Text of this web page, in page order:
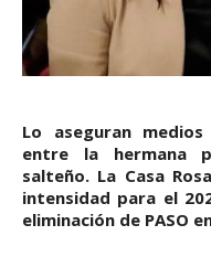
Lo aseguran
entre la hermana
salteño. La Casa
intensidad para el
eliminación de PASO